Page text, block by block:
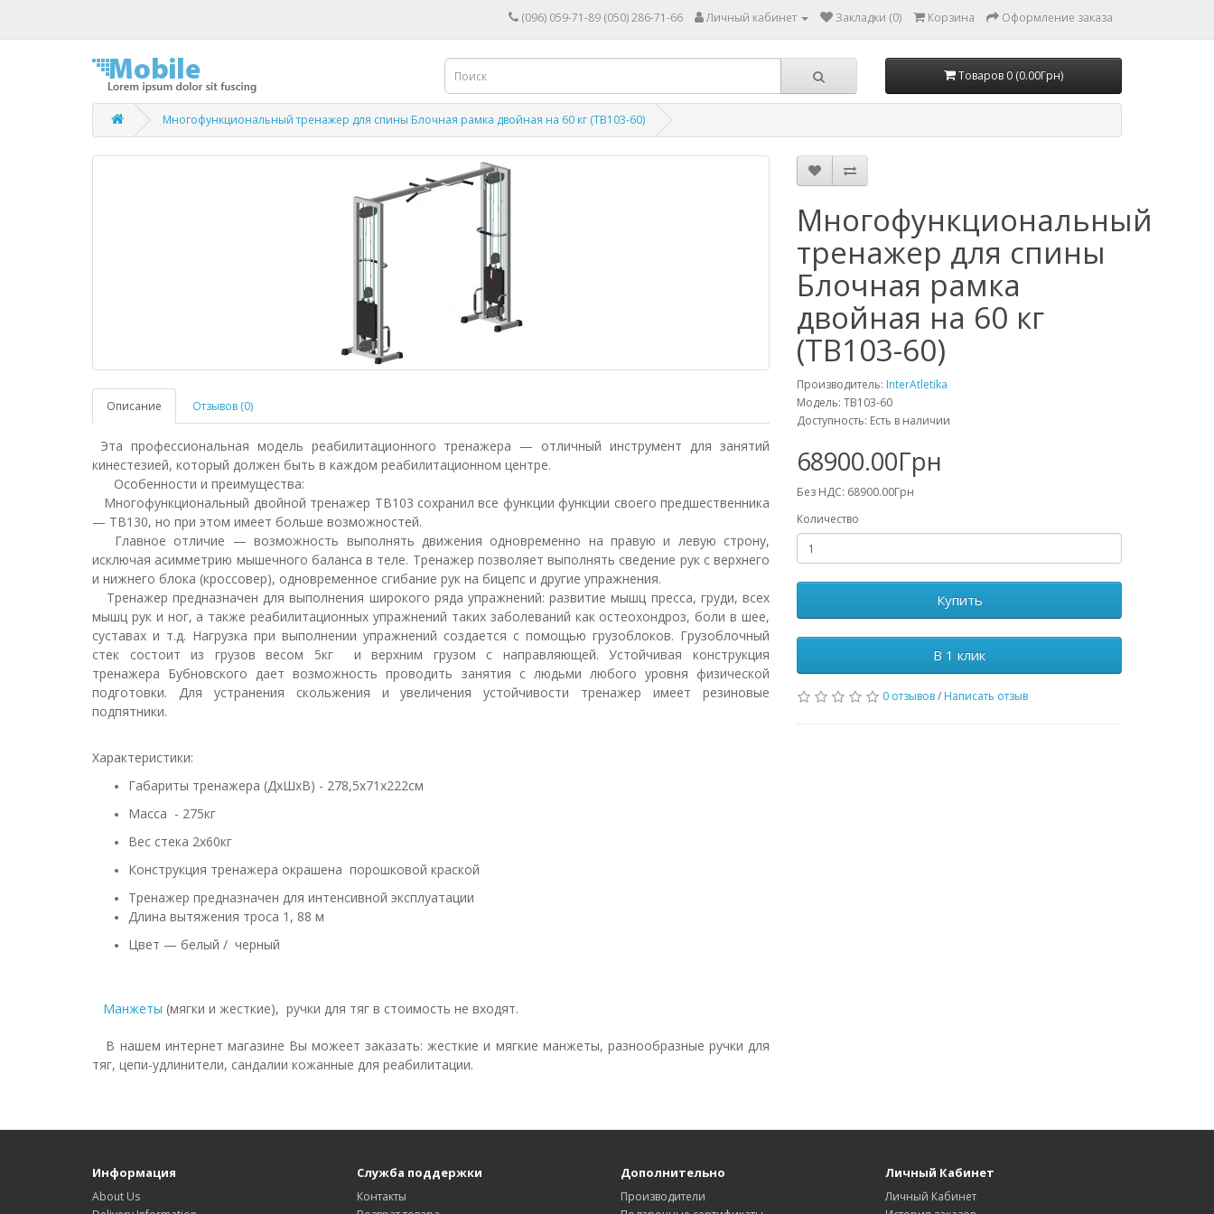
(096) 059-71-89 (050) 286-71-66 Личный кабинет Закладки (0) Корзина Оформление заказа
Товаров 0 (0.00Грн)
Многофункциональный тренажер для спины Блочная рамка двойная на 60 кг (TB103-60)
Описание Отзывов (0)
Эта профессиональная модель реабилитационного тренажера — отличный инструмент для занятий
кинестезией, который должен быть в каждом реабилитационном центре.
Особенности и преимущества:
Многофункциональный двойной тренажер TB103 сохранил все функции функции своего предшественника
— ТВ130, но при этом имеет больше возможностей.
Главное отличие — возможность выполнять движения одновременно на правую и левую строну,
исключая асимметрию мышечного баланса в теле. Тренажер позволяет выполнять сведение рук с верхнего
и нижнего блока (кроссовер), одновременное сгибание рук на бицепс и другие упражнения.
Тренажер предназначен для выполнения широкого ряда упражнений: развитие мышц пресса, груди, всех
мышц рук и ног, а также реабилитационных упражнений таких заболеваний как остеохондроз, боли в шее,
суставах и т.д. Нагрузка при выполнении упражнений создается с помощью грузоблоков. Грузоблочный
стек состоит из грузов весом 5кг и верхним грузом с направляющей. Устойчивая конструкция
тренажера Бубновского дает возможность проводить занятия с людьми любого уровня физической
подготовки. Для устранения скольжения и увеличения устойчивости тренажер имеет резиновые
подпятники.
Характеристики:
Габариты тренажера (ДхШхВ) - 278,5x71x222см
Масса - 275кг
Вес стека 2х60кг
Конструкция тренажера окрашена порошковой краской
Тренажер предназначен для интенсивной эксплуатации​ ​
Длина вытяжения троса 1, 88 м
Цвет — белый / черный ​
Манжеты (мягки и жесткие), ручки для тяг в стоимость не входят.
В нашем интернет магазине Вы можеет заказать: жесткие и мягкие манжеты, разнообразные ручки для
тяг, цепи-удлинители, сандалии кожанные для реабилитации.
Многофункциональный
тренажер для спины
Блочная рамка
двойная на 60 кг
(TB103-60)
Производитель: InterAtletika
Модель: TB103-60
Доступность: Есть в наличии
68900.00Грн
Без НДС: 68900.00Грн
Количество
Купить
В 1 клик
0 отзывов/ Написать отзыв
Информация
About Us
Служба поддержки
Контакты
Дополнительно
Производители
Личный Кабинет
Личный Кабинет